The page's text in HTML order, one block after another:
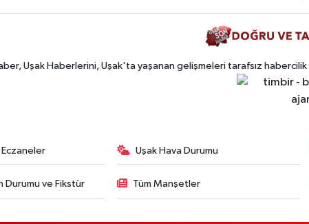
Uşak Haberlerini, Uşak'ta yaşanan gelişmeleri tarafsız
Uşak Hava Durumu
Durumu ve Fikstür Tüm Manşetler